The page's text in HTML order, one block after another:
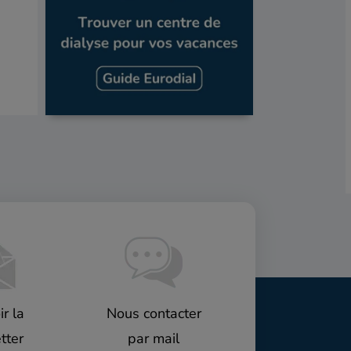
la
Nous contacter
par mail